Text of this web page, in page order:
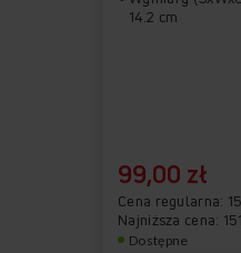
14.2 cm
99,00 zł
Cena regularna
Najniższa cena:
Dostępne